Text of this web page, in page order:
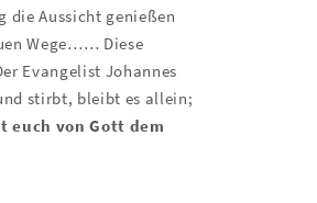
die Aussicht genießen
Wege…… Diese
Evangelist Johannes
stirbt, bleibt es allein;
euch von Gott dem